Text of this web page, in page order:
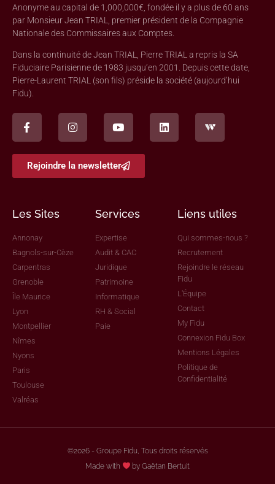
Anonyme au capital de 1,000,000€, fondée il y a plus de 60 ans
par Monsieur Jean TRIAL, premier président de la Compagnie
Nationale des Commissaires aux Comptes.
Dans la continuité de Jean TRIAL, Pierre TRIAL a repris la SA
Fiduciaire Parisienne de 1983 jusqu’en 2001. Depuis cette date,
Pierre-Laurent TRIAL (son fils) préside la société (aujourd’hui
Fidu).
Rejoindre la newsletter
Les Sites
Annonay
Bagnols-sur-Cèze
Carpentras
Grenoble
Île Maurice
Lyon
Montpellier
Nîmes
Nyons
Paris
Toulouse
Valréas
Services
Expertise
Audit & CAC
Juridique
Patrimoine
Informatique
RH & Social
Paie
Liens utiles
Qui sommes-nous ?
Recrutement
Rejoindre le réseau
Fidu
L'Équipe
Contact
My Fidu
Connexion Fidu Box
Mentions Légales
Politique de
Confidentialité
©2026 - Groupe Fidu, Tous droits réservés
Made with
by Gaëtan Bertuit